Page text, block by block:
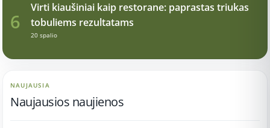
6
Virti kiaušiniai kaip restorane: paprastas triukas
tobuliems rezultatams
20 spalio
NAUJAUSIA
Naujausios naujienos